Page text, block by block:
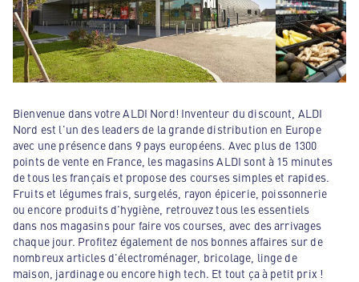
Bienvenue dans votre ALDI Nord! Inventeur du discount, ALDI
Nord est l'un des leaders de la grande distribution en Europe
avec une présence dans 9 pays européens. Avec plus de 1300
points de vente en France, les magasins ALDI sont à 15 minutes
de tous les français et propose des courses simples et rapides.
Fruits et légumes frais, surgelés, rayon épicerie, poissonnerie
ou encore produits d'hygiène, retrouvez tous les essentiels
dans nos magasins pour faire vos courses, avec des arrivages
chaque jour. Profitez également de nos bonnes affaires sur de
nombreux articles d'électroménager, bricolage, linge de
maison, jardinage ou encore high tech. Et tout ça à petit prix !